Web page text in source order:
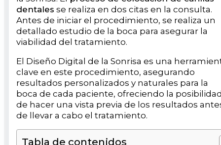
dentales se realiza en dos citas en la consulta.
Antes de iniciar el procedimiento, se realiza un
detallado estudio de la boca para asegurar la
viabilidad del tratamiento.
El Diseño Digital de la Sonrisa es una
clave en este procedimiento, asegurando
resultados personalizados y naturales para la
boca de cada paciente, ofreciendo la
de hacer una vista previa de los resultados
de llevar a cabo el tratamiento.
Tabla de contenidos